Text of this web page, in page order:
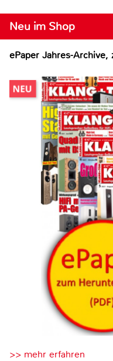
Neu im Shop
ePaper Jahres-Archive,
>> mehr erfahren